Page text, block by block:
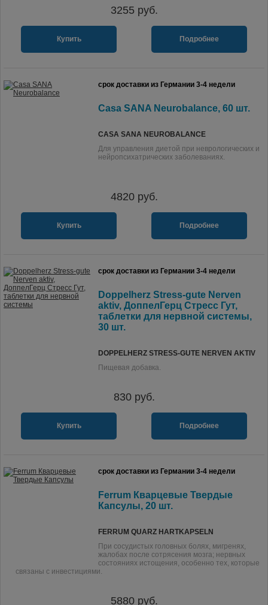
3255 руб.
Купить Подробнее
срок доставки из Германии 3-4 недели
Casa SANA Neurobalance, 60 шт.
CASA SANA NEUROBALANCE
Для управления диетой при неврологических и
нейропсихатрических заболеваниях.
4820руб.
Купить Подробнее
срок доставки из Германии 3-4 недели
Doppelherz Stress-gute Nerven
aktiv, ДоппелГерц Стресс Гут,
таблетки для нервной системы,
30 шт.
DOPPELHERZ STRESS-GUTE NERVEN AKTIV
Пищевая добавка.
830руб.
Купить Подробнее
срок доставки из Германии 3-4 недели
Ferrum Кварцевые Твердые
Капсулы, 20 шт.
FERRUM QUARZ HARTKAPSELN
При сосудистых головных болях, мигренях,
жалобах после сотрясения мозга; нервных
состояниях истощения, особенно тех, которые
связаны с инвестициями.
5880руб.